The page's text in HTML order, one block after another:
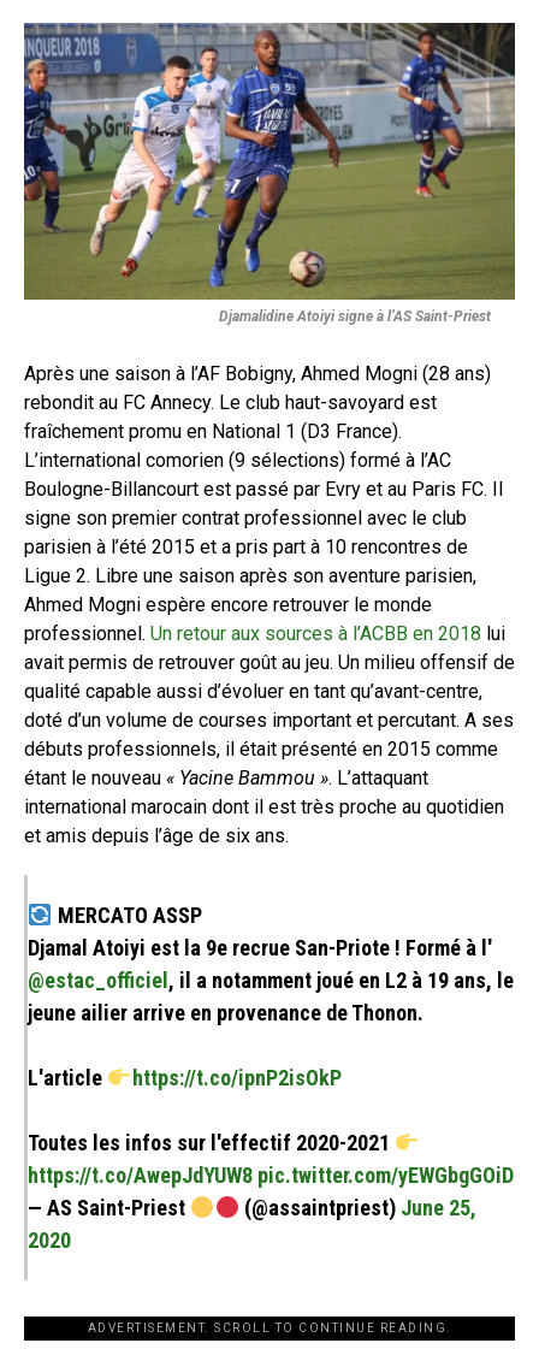
Djamalidine Atoiyi signe à l’AS Saint-Priest
Après une saison à l’AF Bobigny, Ahmed Mogni (28 ans)
rebondit au FC Annecy. Le club haut-savoyard est
fraîchement promu en National 1 (D3 France).
L’international comorien (9 sélections) formé à l’AC
Boulogne-Billancourt est passé par Evry et au Paris FC. Il
signe son premier contrat professionnel avec le club
parisien à l’été 2015 et a pris part à 10 rencontres de
Ligue 2. Libre une saison après son aventure parisien,
Ahmed Mogni espère encore retrouver le monde
professionnel. Un retour aux sources à l’ACBB en 2018 lui
avait permis de retrouver goût au jeu. Un milieu offensif de
qualité capable aussi d’évoluer en tant qu’avant-centre,
doté d’un volume de courses important et percutant. A ses
débuts professionnels, il était présenté en 2015 comme
étant le nouveau « Yacine Bammou ». L’attaquant
international marocain dont il est très proche au quotidien
et amis depuis l’âge de six ans.
MERCATO ASSP
Djamal Atoiyi est la 9e recrue San-Priote ! Formé à l'
@estac_officiel, il a notamment joué en L2 à 19 ans, le
jeune ailier arrive en provenance de Thonon.
L'article https://t.co/ipnP2isOkP
Toutes les infos sur l'effectif 2020-2021
https://t.co/AwepJdYUW8 pic.twitter.com/yEWGbgGOiD
— AS Saint-Priest
(@assaintpriest) June 25,
2020
ADVERTISEMENT. SCROLL TO CONTINUE READING.